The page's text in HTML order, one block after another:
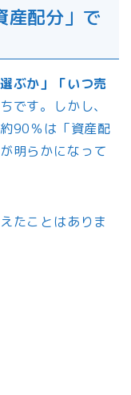
産配分」で
ぶか」「いつ売
です。しかし、
90％は「資産配
明らかになって
たことはありま